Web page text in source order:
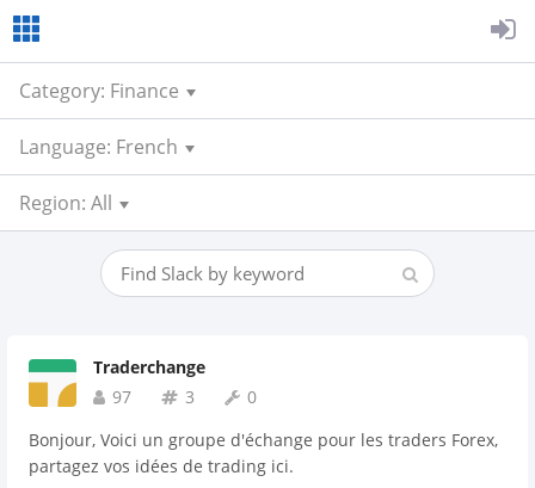
Category: Finance
Language: French
Region: All
Traderchange
97
3
0
Bonjour, Voici un groupe d'échange pour les traders Forex,
partagez vos idées de trading ici.